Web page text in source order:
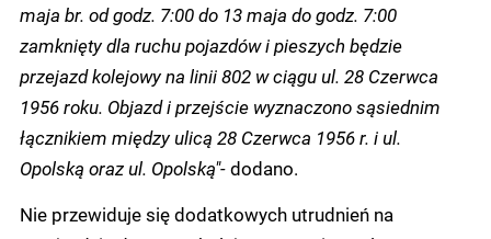
maja br. od godz. 7:00 do 13 maja do godz. 7:00
zamknięty dla ruchu pojazdów i pieszych będzie
przejazd kolejowy na linii 802 w ciągu ul. 28 Czerwca
1956 roku. Objazd i przejście wyznaczono sąsiednim
łącznikiem między ulicą 28 Czerwca 1956 r. i ul.
Opolską oraz ul. Opolską"-dodano.
Nie przewiduje się dodatkowych utrudnień na